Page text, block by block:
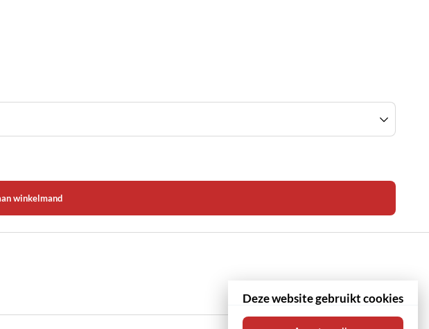
Deze website gebruikt cookies